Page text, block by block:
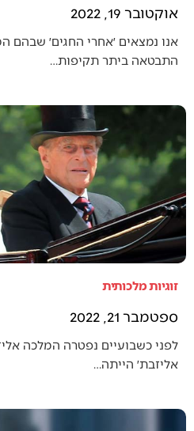
אוקטובר 19, 2022
אנו נמצאים ׳אחרי החגים׳ שבהם
התבטאה ביתר תקיפות…
זוגיות מלכותית
ספטמבר 21, 2022
אליזבת׳ הייתה…